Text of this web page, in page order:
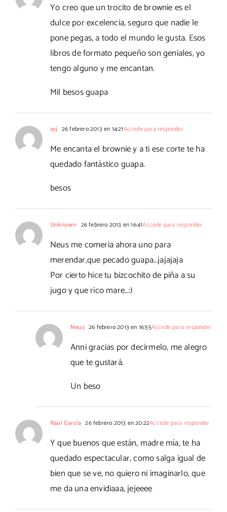
Yo creo que un trocito de brownie es el
dulce por excelencia, seguro que nadie le
pone pegas, a todo el mundo le gusta. Esos
libros de formato pequeño son geniales, yo
tengo alguno y me encantan.
Mil besos guapa
asj 26 febrero 2013 en 14:21Accede para responder
Me encanta el brownie y a ti ese corte te ha
quedado fantástico guapa.
besos
Unknown 26 febrero 2013 en 16:41Accede para responder
Neus me comeria ahora uno para
merendar,que pecado guapa…jajajaja
Por cierto hice tu bizcochito de piña a su
jugo y que rico mare…:)
Neus 26 febrero 2013 en 16:55Accede para responder
Anni gracias por decirmelo, me alegro
que te gustará.
Un beso
Raúl García 26 febrero 2013 en 20:22Accede para responder
Y que buenos que están, madre mía, te ha
quedado espectacular, como salga igual de
bien que se ve, no quiero ni imaginarlo, que
me da una envidiaaa, jejeeee